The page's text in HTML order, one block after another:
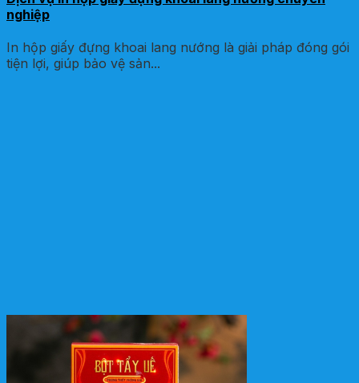
nghiệp
In hộp giấy đựng khoai lang nướng là giải pháp đóng gói
tiện lợi, giúp bảo vệ sản...